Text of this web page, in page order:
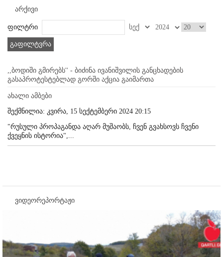
არქივი
ფილტრი
გაფილტვრა
,,ბოდიში გმირებს'' - ბიძინა ივანიშვილის განცხადების
გასაპროტესტებლად გორში აქცია გაიმართა
ახალი ამბები
შექმნილია: კვირა, 15 სექტემბერი 2024 20:15
"რუსული პროპაგანდა აღარ მუშაობს, ჩვენ გვახსოვს ჩვენი
ქვეყნის ისტორია",...
ვიდეორეპორტაჟი